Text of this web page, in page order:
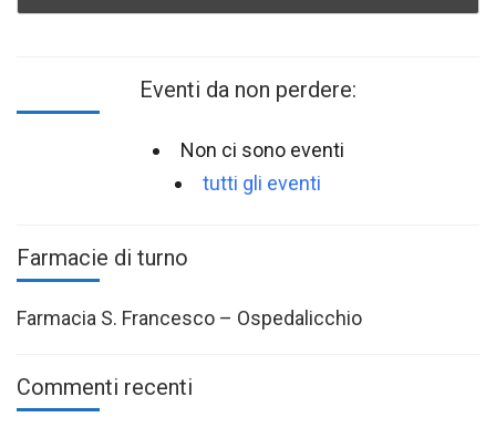
Eventi da non perdere:
Non ci sono eventi
tutti gli eventi
Farmacie di turno
Farmacia S. Francesco – Ospedalicchio
Commenti recenti